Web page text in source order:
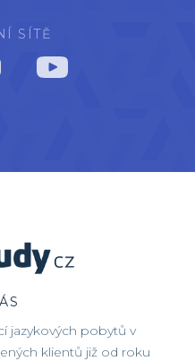
SÍTĚ
jazykových pobytů v
klientů již od roku